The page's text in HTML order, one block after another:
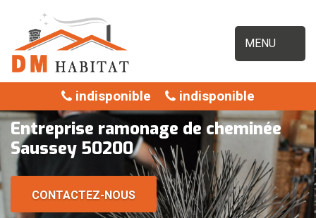
MENU
indisponible indisponible
Entreprise ramonage de cheminée
Saussey 50200
CONTACTEZ-NOUS